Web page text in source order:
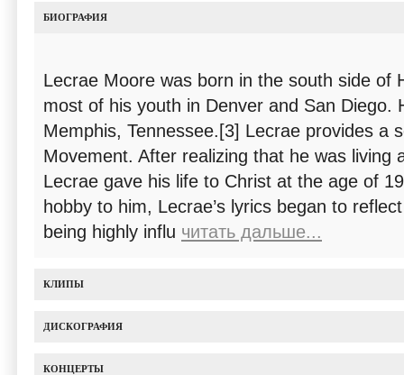
БИОГРАФИЯ
Lecrae Moore was born in the south side of
most of his youth in Denver and San Diego.
Memphis, Tennessee.[3] Lecrae provides a
Movement. After realizing that he was living
Lecrae gave his life to Christ at the age of
hobby to him, Lecrae’s lyrics began to
being highly influ читать дальше...
КЛИПЫ
ДИСКОГРАФИЯ
КОНЦЕРТЫ